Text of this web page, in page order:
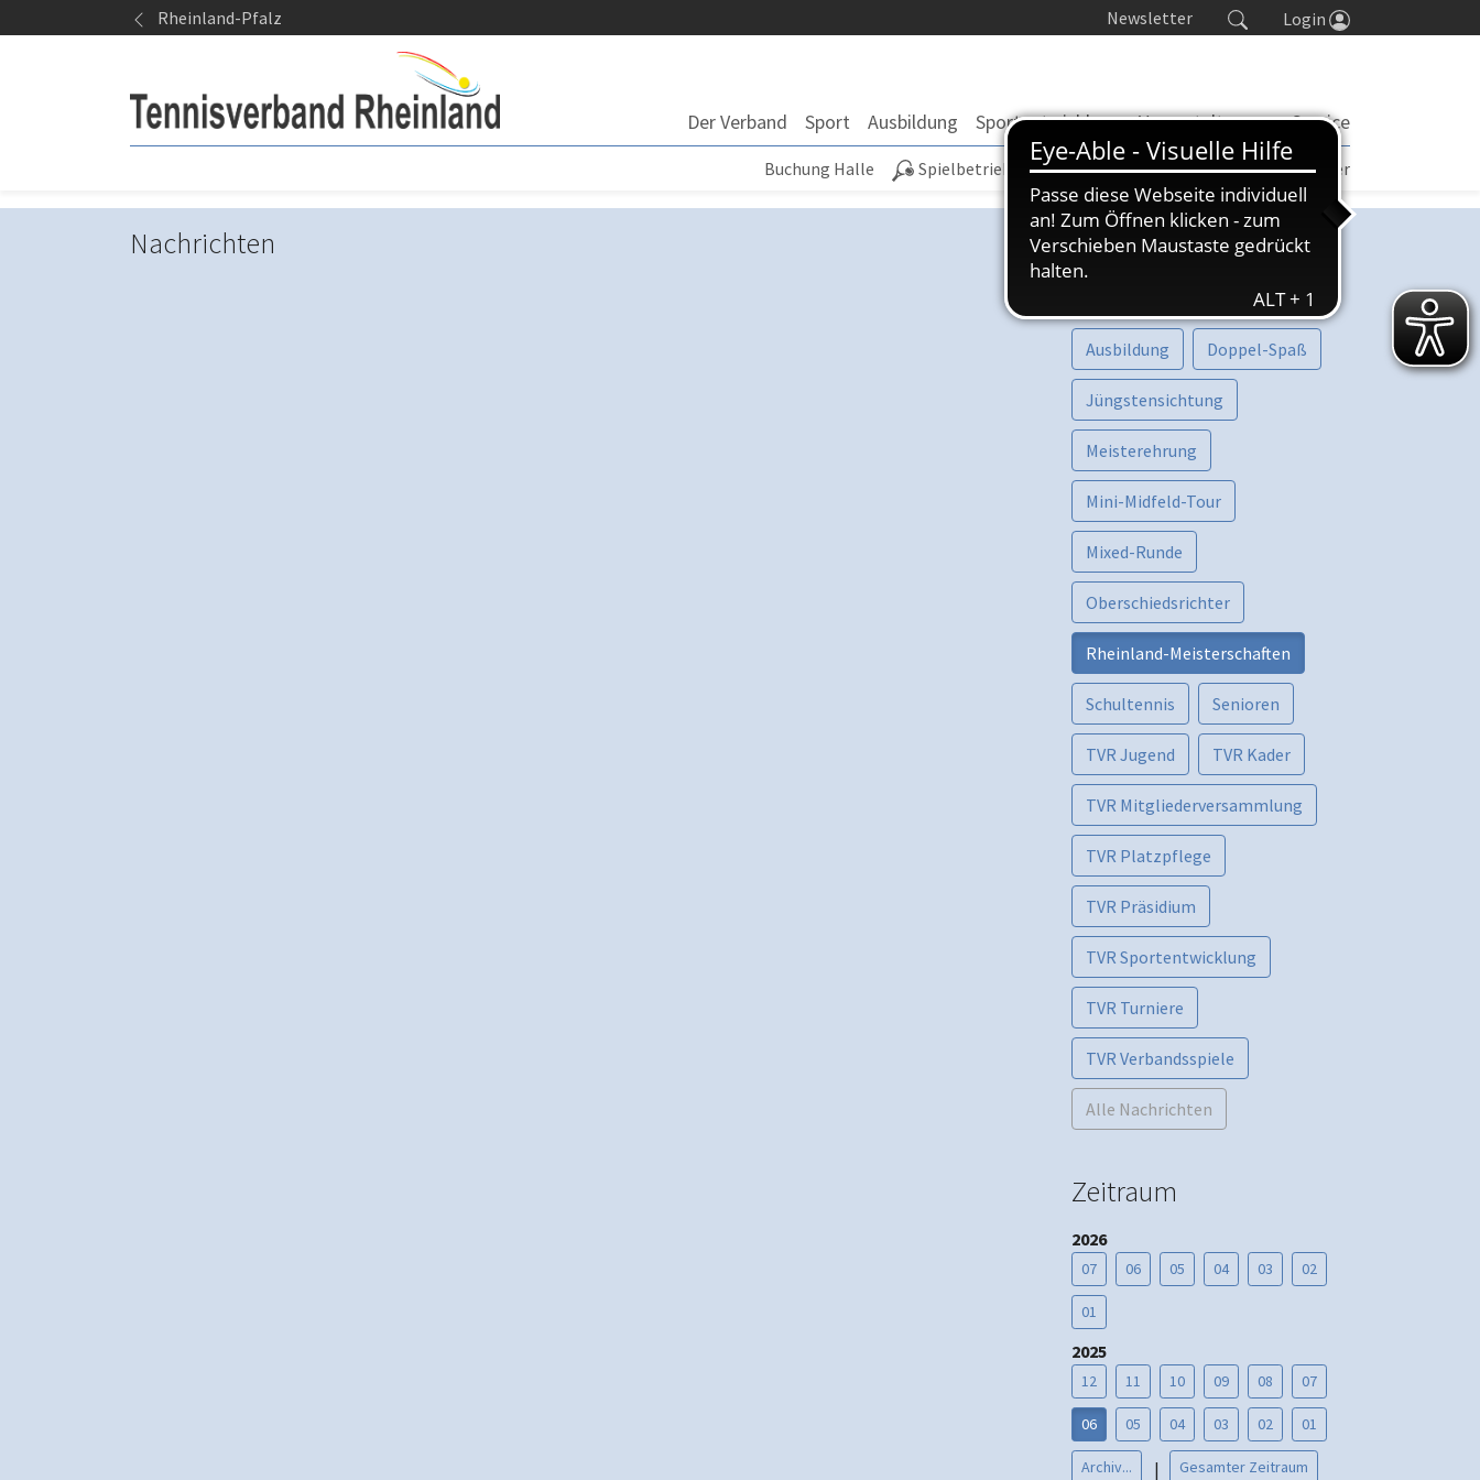
Springe zum SeiteninhaltRheinland-Pfalz Newsletter Login
Der Verband Sport Ausbildung Sportentwicklung Veranstaltungen Service
Buchung Halle Spielbetrieb | TORP Turniere Seminarkalender
Nachrichten Kategorien
Ausbildung Doppel-Spaß
Jüngstensichtung
Meisterehrung
Mini-Midfeld-Tour
Mixed-Runde
Oberschiedsrichter
Rheinland-Meisterschaften
Schultennis Senioren
TVR Jugend TVR Kader
TVR Mitgliederversammlung
TVR Platzpflege
TVR Präsidium
TVR Sportentwicklung
TVR Turniere
TVR Verbandsspiele
Alle Nachrichten
Zeitraum
2026
07 06 05 04 03 02
01
2025
12 11 10 09 08 07
06 05 04 03 02 01
Archiv... | Gesamter Zeitraum